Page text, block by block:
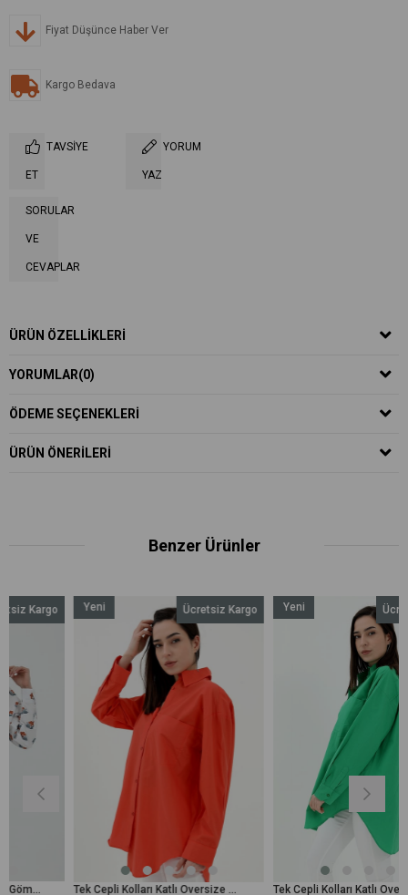
Fiyat Düşünce Haber Ver
Kargo Bedava
TAVSIYE
ET
YORUM
YAZ
SORULAR
VE
CEVAPLAR
ÜRÜN ÖZELLIKLERI
YORUMLAR(0)
ÖDEME SEÇENEKLERI
ÜRÜN ÖNERILERI
Benzer Ürünler
Tek Cepli Kolları Katlı Oversize Kalın Keten Gömlek - Turuncu
Ücretsiz Kargo
Yeni
Tek Cepli Kolları Katlı Oversize Kalın Keten Gömlek - Yeşil
Ücretsiz
Yeni